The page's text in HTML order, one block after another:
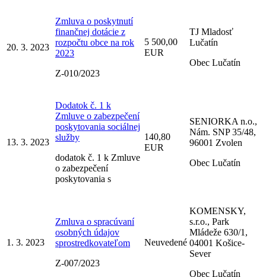
20. 3. 2023
Zmluva o poskytnutí
finančnej dotácie z
rozpočtu obce na rok
2023
Z-010/2023
5 500,00
EUR
TJ Mladosť
Lučatín
Obec Lučatín
13. 3. 2023
Dodatok č. 1 k
Zmluve o zabezpečení
poskytovania sociálnej
služby
dodatok č. 1 k Zmluve
o zabezpečení
poskytovania s
140,80
EUR
SENIORKA n.o.,
Nám. SNP 35/48,
96001 Zvolen
Obec Lučatín
1. 3. 2023
Zmluva o spracúvaní
osobných údajov
sprostredkovateľom
Z-007/2023
Neuvedené
KOMENSKY,
s.r.o., Park
Mládeže 630/1,
04001 Košice-
Sever
Obec Lučatín